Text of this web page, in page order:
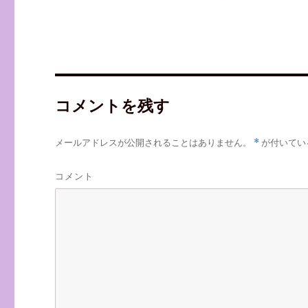
コメントを残す
メールアドレスが公開されることはありません。 * が付いて
コメント